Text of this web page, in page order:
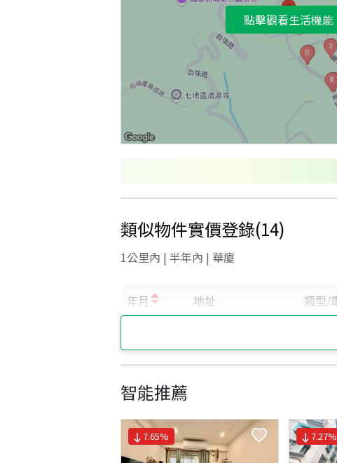
點擊觀看生活機能
類似物件實價登錄(14)
1公里內 | 半年內 | 華廈
智能推薦
7.65% 7.27%